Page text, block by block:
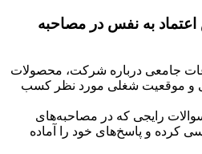
اعتماد به نفس در مصاحبه
جامعی درباره شرکت، محصولات
و موقعیت شغلی مورد نظر کسب
رایجی که در مصاحبه‌های
کرده و پاسخ‌های خود را آماده